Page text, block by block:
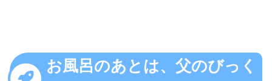
お風呂のあとは、父のびっく